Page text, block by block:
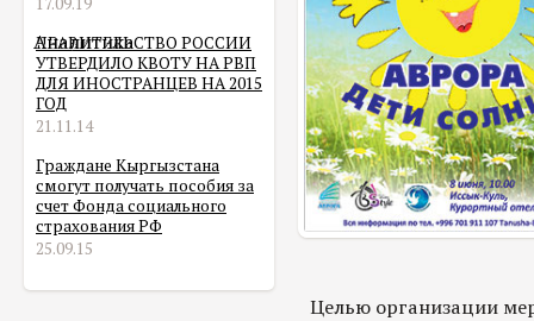
Аналитика
ПРАВИТЕЛЬСТВО РОССИИ
УТВЕРДИЛО КВОТУ НА РВП
ДЛЯ ИНОСТРАНЦЕВ НА 2015
ГОД
21.11.14
Граждане Кыргызстана
смогут получать пособия за
счет Фонда социального
страхования РФ
25.09.15
Целью организации